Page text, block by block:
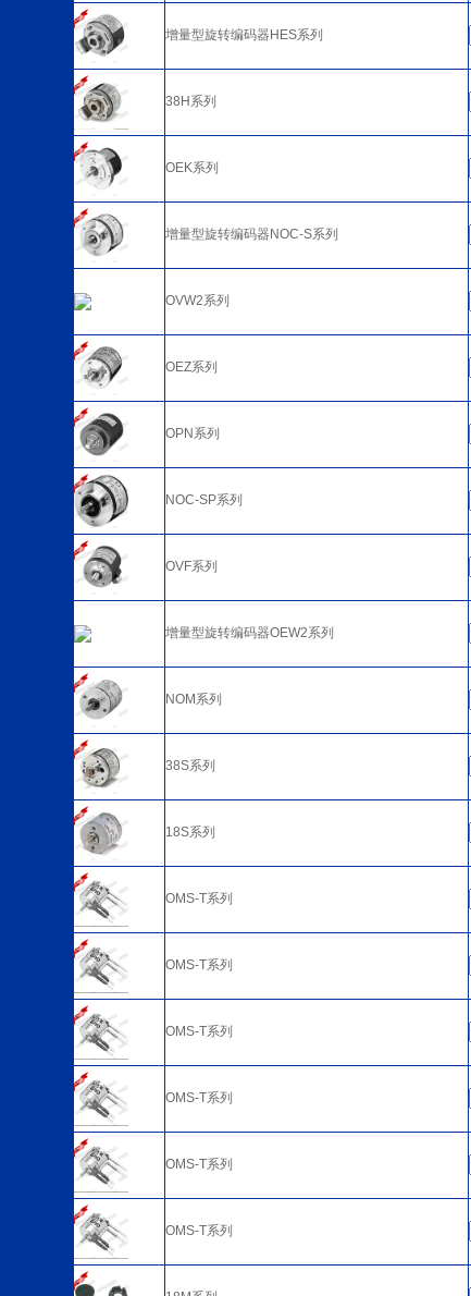
增量型旋转编码器HES系列
38H系列
OEK系列
增量型旋转编码器NOC-S系列
OVW2系列
OEZ系列
OPN系列
NOC-SP系列
OVF系列
增量型旋转编码器OEW2系列
NOM系列
38S系列
18S系列
OMS-T系列
OMS-T系列
OMS-T系列
OMS-T系列
OMS-T系列
OMS-T系列